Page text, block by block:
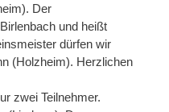
Der
und heißt
dürfen wir
(Holzheim). Herzlichen
zwei Teilnehmer.